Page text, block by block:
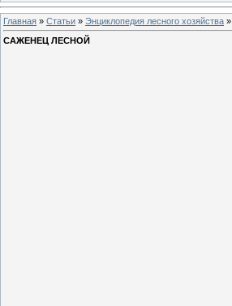
Главная » Статьи » Энциклопедия лесного хозяйства »
САЖЕНЕЦ ЛЕСНОЙ